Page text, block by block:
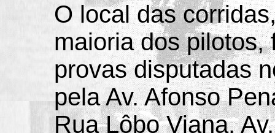
O local das
maioria dos pilotos,
provas disputadas
pela Av. Afonso
Rua Lôbo Viana,